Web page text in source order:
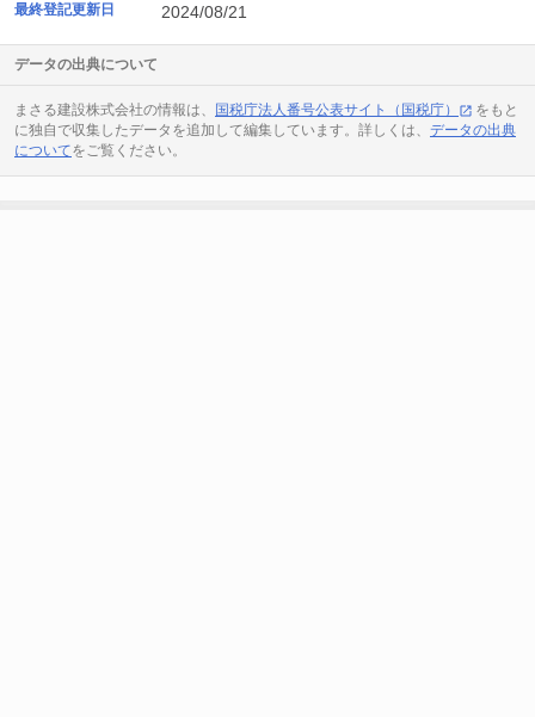
最終登記更新日 2024/08/21
データの出典について
まさる建設株式会社の情報は、 国税庁法人番号公表サイト（国税庁）
をもと
に独自で収集したデータを追加して編集しています。詳しくは、 データの出典
についてをご覧ください。